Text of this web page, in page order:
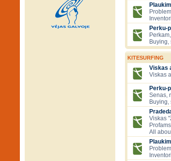
Perku-
KITESURFING
Viskas
Viskas
Perku-
Senas,
Buying,
Viskas
All